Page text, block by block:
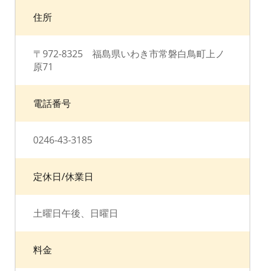
住所
〒972-8325 福島県いわき市常磐白鳥町上ノ
原71
電話番号
0246-43-3185
定休日/休業日
土曜日午後、日曜日
料金